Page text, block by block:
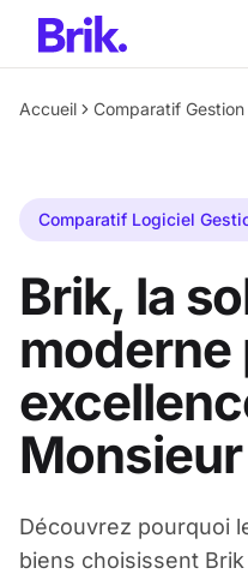
Aller au contenu principal
Accueil Comparatif
Comparatif Logiciel
Brik, la
moderne
Découvrez pourquoi
biens choisissent